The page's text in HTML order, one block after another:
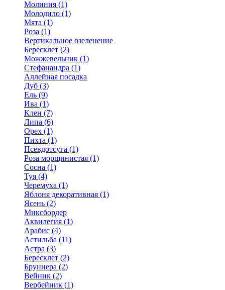
Молиния (1)
Молодило (1)
Мята (1)
Роза (1)
Вертикальное озеленение
Бересклет (2)
Можжевельник (1)
Стефанандра (1)
Аллейная посадка
Дуб (3)
Ель (9)
Ива (1)
Клен (7)
Липа (6)
Орех (1)
Пихта (1)
Псевдотсуга (1)
Роза морщинистая (1)
Сосна (1)
Туя (4)
Черемуха (1)
Яблоня декоративная (1)
Ясень (2)
Миксбордер
Аквилегия (1)
Арабис (4)
Астильба (11)
Астра (3)
Бересклет (2)
Бруннера (2)
Вейник (2)
Вербейник (1)